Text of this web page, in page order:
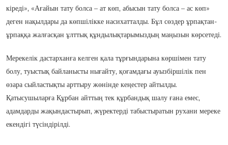
кіреді», «Ағайын тату болса – ат көп, абысын тату болса – ас көп»
деген нақылдары да көпшілікке насихатталды. Бұл сөздер ұрпақтан-
ұрпаққа жалғасқан ұлттық құндылықтарымыздың маңызын көрсетеді.
Мерекелік дастарханға келген қала тұрғындарына көршімен тату
болу, туыстық байланысты нығайту, қоғамдағы ауызбіршілік пен
өзара сыйластықты арттыру жөнінде кеңестер айтылды.
Қатысушыларға Құрбан айттың тек құрбандық шалу ғана емес,
адамдарды жақындастырып, жүректерді табыстыратын рухани мереке
екендігі түсіндірілді.